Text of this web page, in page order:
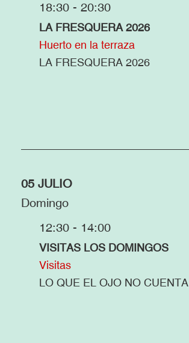
18:30 - 20:30
LA FRESQUERA 2026
Huerto en la terraza
LA FRESQUERA 2026
05 JULIO
Domingo
12:30 - 14:00
VISITAS LOS DOMINGOS
Visitas
LO QUE EL OJO NO CUENTA